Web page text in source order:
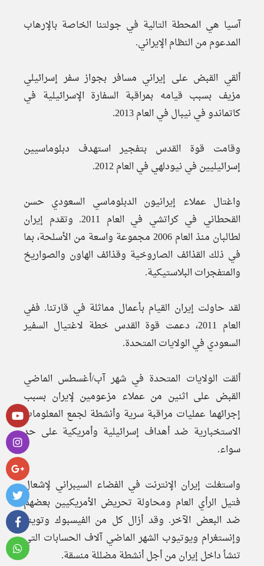
آسيا هي المحطة التالية في جولتنا الخاصة بالإرهاب
المدعوم من النظام الإيراني.
ألقي القبض على إيراني مسافر بجواز سفر إسرائيلي
مزيف بسبب قيامه بمراقبة السفارة الإسرائيلية في
كاتماندو في نيبال في العام 2013.
وقامت قوة القدس بتفجير استهدف دبلوماسيين
إسرائيليين في نيودلهي في العام 2012.
واغتال عملاء إيرانيون الدبلوماسي السعودي حسن
القحطاني في كراتشي في العام 2011. وتقدم إيران
لطالبان منذ العام 2006 مجموعة واسعة من الأسلحة، بما
في ذلك القذائف الصاروخية وقذائف الهاون والصواريخ
والمتفجرات البلاستيكية.
لقد حاولت إيران القيام بأعمال مماثلة في قارتنا. ففي
العام 2011، دعمت قوة القدس خطة لاغتيال السفير
السعودي في الولايات المتحدة.
ألقت الولايات المتحدة في شهر آب/أغسطس الماضي
القبض على اثنين من عملاء مزعومين لإيران بسبب
إجرائهما عمليات مراقبة سرية وأنشطة لجمع المعلومات
الاستخبارية ضد أهداف إسرائيلية وأمريكية على حد
سواء.
واستغلت إيران الإنترنت في الفضاء السيبراني لإشعال
فتيل الرأي العام ومحاولة تحريض الأمريكيين بعضهم
ضد البعض الآخر. وقد أزال كل من الفيسبوك وتويتر
وإنستغرام ويوتيوب الشهر الماضي آلاف الحسابات التي
تنشأ داخل إيران من أجل أنشطة مضللة منسقة.